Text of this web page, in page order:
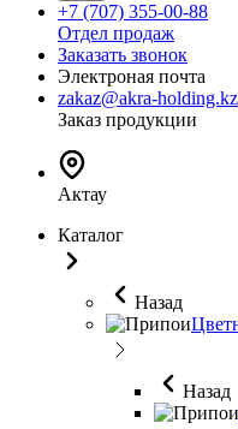
+7 (707) 355-00-88
Отдел продаж
Заказать звонок
Электроная почта
zakaz@akra-holding.kz
Заказ продукции
Актау
Каталог
Назад
Назад